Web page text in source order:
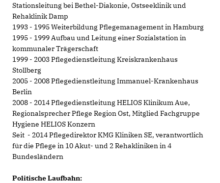
Stationsleitung bei Bethel-Diakonie, Ostseeklinik und
Rehaklinik Damp
1993 - 1995 Weiterbildung Pflegemanagement in Hamburg
1995 - 1999 Aufbau und Leitung einer Sozialstation in
kommunaler Trägerschaft
1999 - 2003 Pflegedienstleitung Kreiskrankenhaus
Stollberg
2005 - 2008 Pflegedienstleitung Immanuel-Krankenhaus
Berlin
2008 - 2014 Pflegedienstleitung HELIOS Klinikum Aue,
Regionalsprecher Pflege Region Ost, Mitglied Fachgruppe
Hygiene HELIOS Konzern
Seit - 2014 Pflegedirektor KMG Kliniken SE, verantwortlich
für die Pflege in 10 Akut- und 2 Rehakliniken in 4
Bundesländern
Politische Laufbahn: